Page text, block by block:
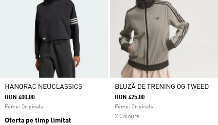
HANORAC NEUCLASSICS
RON 400.00
Femei Originals
Oferta pe timp limitat
BLUZĂ DE TRENING OG TWEED
RON 425.00
Femei Originals
2 Colours